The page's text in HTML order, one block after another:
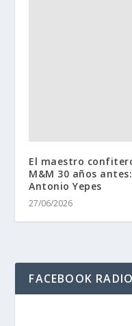
El maestro
M&M 30 años
Antonio Yepes
27/06/2026
FACEBOOK